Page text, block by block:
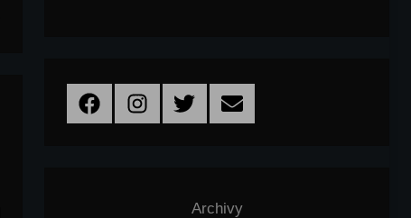
FacebookInstagramTwitter Email
Archivy